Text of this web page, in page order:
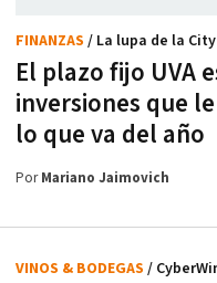
El plazo fijo UVA
inversiones que
lo que va del año
FINANZAS / La lupa de la City
PorMariano Jaimovich
VINOS & BODEGAS /